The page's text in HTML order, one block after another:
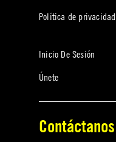
Política de privacidad
Inicio De Sesión
Únete
Contáctanos